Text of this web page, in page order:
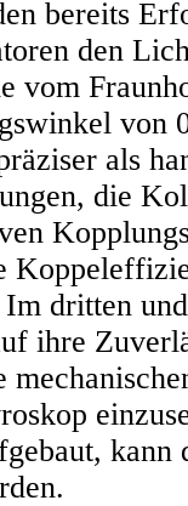
bereits
den
vom
von
als
die
dritten
ihre